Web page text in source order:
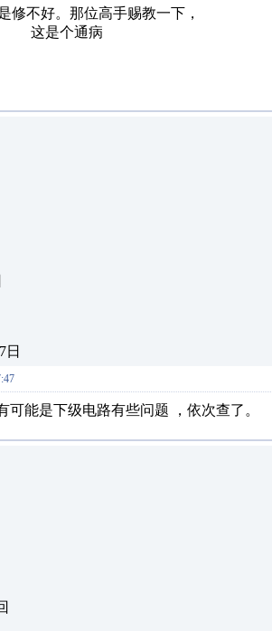
修不好。那位高手赐教一下，
个通病
日
可能是下级电路有些问题 ，依次查了。